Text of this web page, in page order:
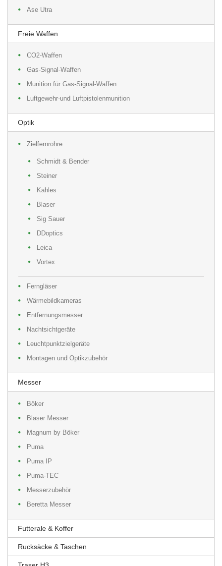
Ase Utra
Freie Waffen
CO2-Waffen
Gas-Signal-Waffen
Munition für Gas-Signal-Waffen
Luftgewehr-und Luftpistolenmunition
Optik
Zielfernrohre
Schmidt & Bender
Steiner
Kahles
Blaser
Sig Sauer
DDoptics
Leica
Vortex
Ferngläser
Wärmebildkameras
Entfernungsmesser
Nachtsichtgeräte
Leuchtpunktzielgeräte
Montagen und Optikzubehör
Messer
Böker
Blaser Messer
Magnum by Böker
Puma
Puma IP
Puma-TEC
Messerzubehör
Beretta Messer
Futterale & Koffer
Rucksäcke & Taschen